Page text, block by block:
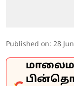
Published on: 28